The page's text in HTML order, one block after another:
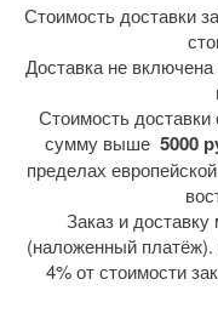
Стоимость доставки
Доставка не
Стоимость
сумму выше 5000
пределах
Заказ и
(наложенный
4% от стоимости